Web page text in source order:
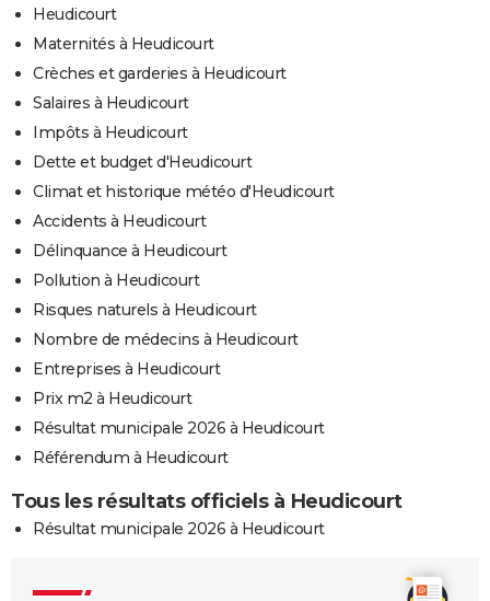
Heudicourt
Maternités à Heudicourt
Crèches et garderies à Heudicourt
Salaires à Heudicourt
Impôts à Heudicourt
Dette et budget d'Heudicourt
Climat et historique météo d'Heudicourt
Accidents à Heudicourt
Délinquance à Heudicourt
Pollution à Heudicourt
Risques naturels à Heudicourt
Nombre de médecins à Heudicourt
Entreprises à Heudicourt
Prix m2 à Heudicourt
Résultat municipale 2026 à Heudicourt
Référendum à Heudicourt
Tous les résultats officiels à Heudicourt
Résultat municipale 2026 à Heudicourt